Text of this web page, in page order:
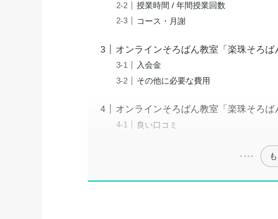
授業時間 / 年間授業回数
コース・月謝
オンラインそろばん教室「楽珠そろ
入会金
その他に必要な費用
オンラインそろばん教室「楽珠そろ
良い口コミ